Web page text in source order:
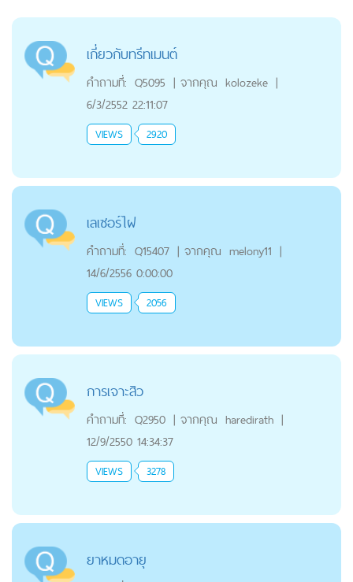
เกี่ยวกับทรีทเมนต์
คำถามที่: Q5095 | จากคุณ kolozeke |
6/3/2552 22:11:07
VIEWS 2920
เลเซอร์ไฝ
คำถามที่: Q15407 | จากคุณ melony11 |
14/6/2556 0:00:00
VIEWS 2056
การเจาะสิว
คำถามที่: Q2950 | จากคุณ haredirath |
12/9/2550 14:34:37
VIEWS 3278
ยาหมดอายุ